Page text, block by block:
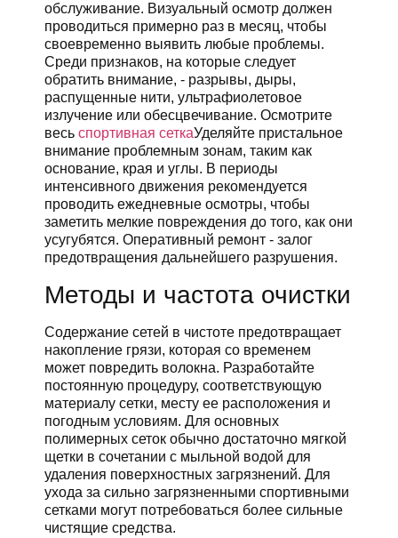
обслуживание. Визуальный осмотр должен
проводиться примерно раз в месяц, чтобы
своевременно выявить любые проблемы.
Среди признаков, на которые следует
обратить внимание, - разрывы, дыры,
распущенные нити, ультрафиолетовое
излучение или обесцвечивание. Осмотрите
весь спортивная сеткаУделяйте пристальное
внимание проблемным зонам, таким как
основание, края и углы. В периоды
интенсивного движения рекомендуется
проводить ежедневные осмотры, чтобы
заметить мелкие повреждения до того, как они
усугубятся. Оперативный ремонт - залог
предотвращения дальнейшего разрушения.
Методы и частота очистки
Содержание сетей в чистоте предотвращает
накопление грязи, которая со временем
может повредить волокна. Разработайте
постоянную процедуру, соответствующую
материалу сетки, месту ее расположения и
погодным условиям. Для основных
полимерных сеток обычно достаточно мягкой
щетки в сочетании с мыльной водой для
удаления поверхностных загрязнений. Для
ухода за сильно загрязненными спортивными
сетками могут потребоваться более сильные
чистящие средства.